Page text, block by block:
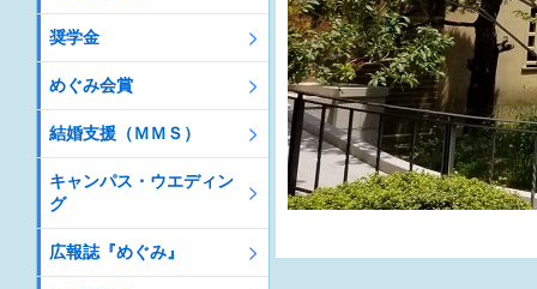
奨学金
めぐみ会賞
結婚支援（ＭＭＳ）
キャンパス・ウエディン
グ
広報誌『めぐみ』